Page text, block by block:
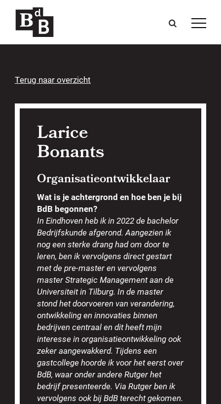
Terug naar overzicht
Larice
Bonants
Organisatieontwikkelaar
Wat is je achtergrond en hoe ben je bij
BdB begonnen?
In Eindhoven heb ik in 2022 de bachelor
Bedrijfskunde afgerond. Aangezien ik
nog een sterke drang had om door te
leren, ben ik vervolgens direct gestart
met de pre-master en vervolgens
master Strategic Management aan de
Universiteit in Tilburg. In de master
stond het doorvoeren van verandering,
ontwikkeling en innovaties binnen
bedrijven centraal en dit heeft mijn
interesse in organisatieontwikkeling ook
zeker aangewakkerd. Tijdens een
gastcollege hoorde ik voor het eerst over
BdB, waar onder andere Rutger het
bedrijf presenteerde. Via Rutger ben ik
vervolgens ook bij BdB terecht gekomen.